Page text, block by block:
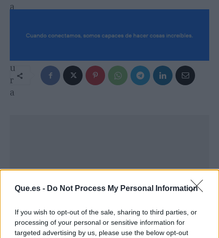
Que.es - Do Not Process My Personal Information
If you wish to opt-out of the sale, sharing to third parties, or
processing of your personal or sensitive information for
targeted advertising by us, please use the below opt-out